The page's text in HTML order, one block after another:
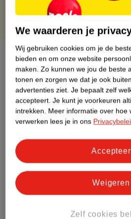
Over dit product
Productinformatie
Etiketinformatie
Nature Impact Score
Dit product
Impact Score.
Meer informatie
Bestel & Bezorginformatie
We waarderen je
Wij gebruiken cookies om je de
bieden en om onze website
maken. Zo kunnen we jou de beste
tonen en zorgen we dat je ook
advertenties ziet. Je bepaalt zelf
accepteert. Je kunt je voorkeuren
intrekken. Meer informatie over hoe
verwerken lees je in ons
Zelf cookies
Weigeren
Accepteer